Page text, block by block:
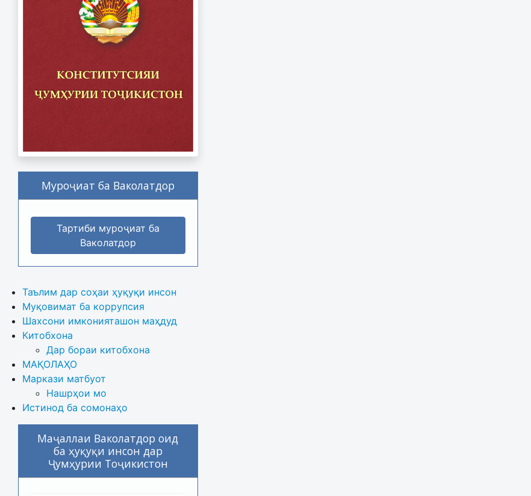
Муроҷиат ба Ваколатдор
Тартиби муроҷиат ба
Ваколатдор
Таълим дар соҳаи ҳуқуқи инсон
Муқовимат ба коррупсия
Шахсони имконияташон маҳдуд
Китобхона
Дар бораи китобхона
МАҚОЛАҲО
Маркази матбуот
Нашрҳои мо
Истинод ба сомонаҳо
Маҷаллаи Ваколатдор оид
ба ҳуқуқи инсон дар
Ҷумҳурии Тоҷикистон